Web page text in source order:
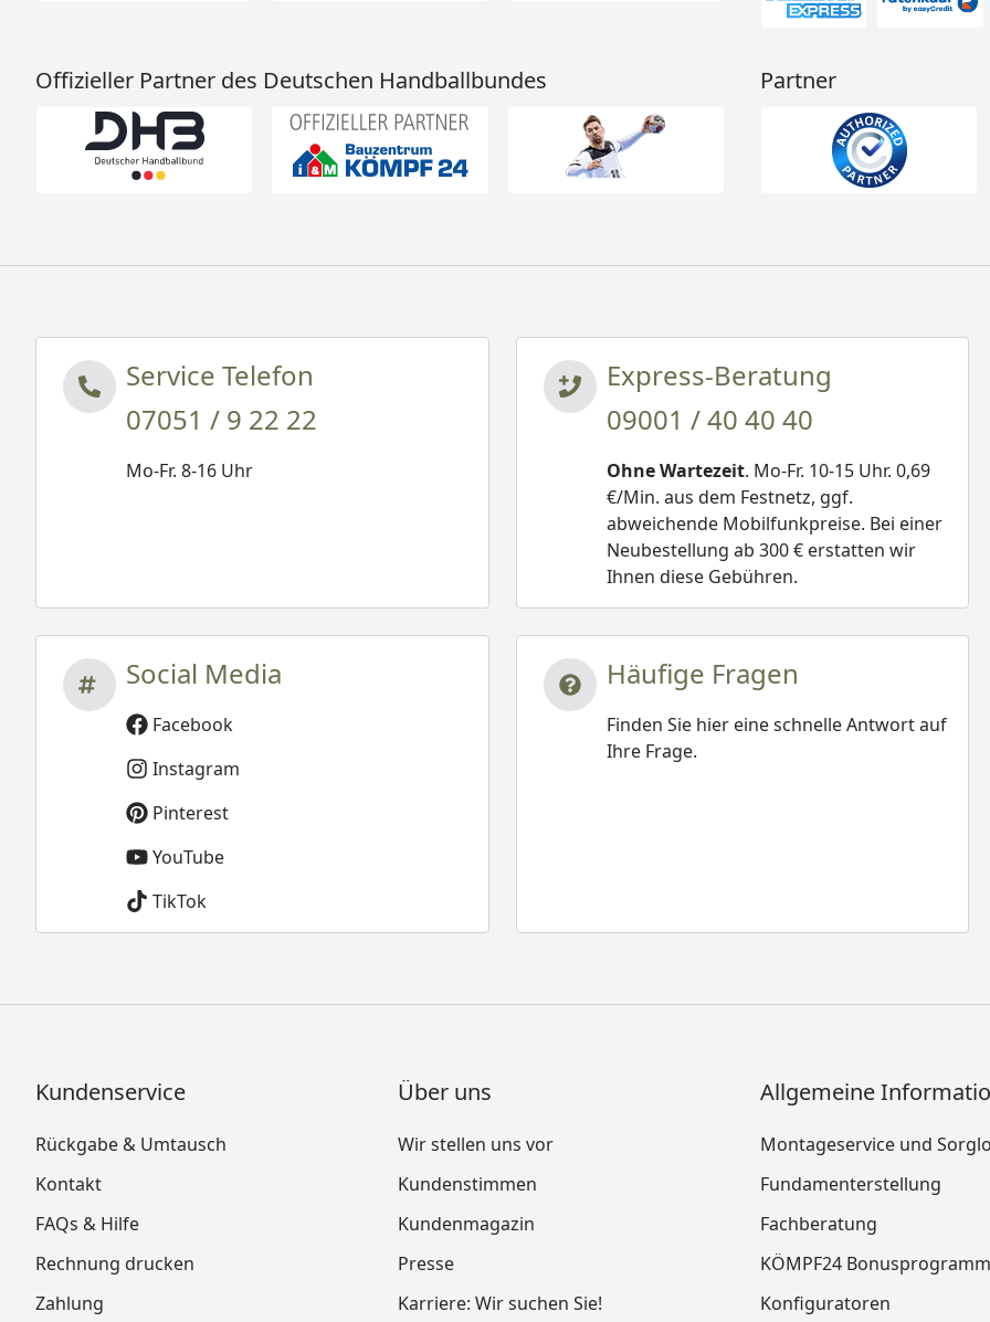
Offizieller Partner des Deutschen Handballbundes Partner
Service Telefon
07051 / 9 22 22
Mo-Fr. 8-16 Uhr
Express-Beratung
09001 / 40 40 40
Ohne Wartezeit. Mo-Fr. 10-15 Uhr. 0,69
€/Min. aus dem Festnetz, ggf.
abweichende Mobilfunkpreise. Bei einer
Neubestellung ab 300 € erstatten wir
Ihnen diese Gebühren.
Social Media
Facebook
Instagram
Pinterest
YouTube
TikTok
Häufige Fragen
Finden Sie hier eine schnelle Antwort auf
Ihre Frage.
Kundenservice
Rückgabe & Umtausch
Kontakt
FAQs & Hilfe
Rechnung drucken
Zahlung
Über uns
Wir stellen uns vor
Kundenstimmen
Kundenmagazin
Presse
Karriere: Wir suchen Sie!
Allgemeine
Montageservice und
Fundamenterstellung
Fachberatung
KÖMPF24 Bonusprogramm
Konfiguratoren